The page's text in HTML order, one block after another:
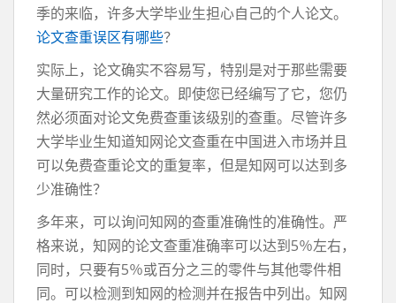
季的来临，许多大学毕业生担心自己的个人论文。
论文查重误区有哪些？
实际上，论文确实不容易写，特别是对于那些需要
大量研究工作的论文。即使您已经编写了它，您仍
然必须面对论文免费查重该级别的查重。尽管许多
大学毕业生知道知网论文查重在中国进入市场并且
可以免费查重论文的重复率，但是知网可以达到多
少准确性？
多年来，可以询问知网的查重准确性的准确性。严
格来说，知网的论文查重准确率可以达到5％左右，
同时，只要有5％或百分之三的零件与其他零件相
同。可以检测到知网的检测并在报告中列出。知网